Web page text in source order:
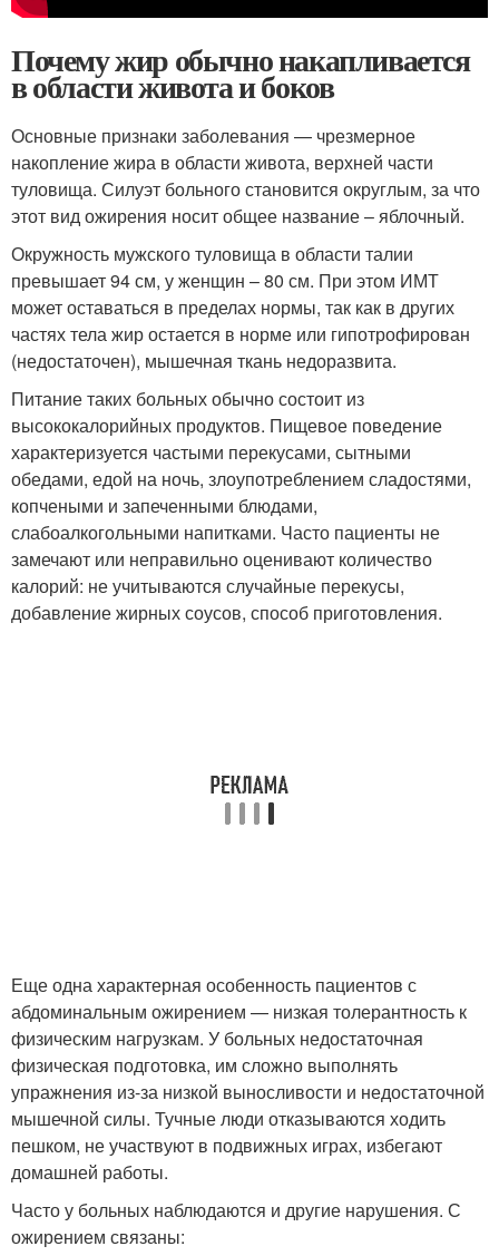
Почему жир обычно накапливается
в области живота и боков
Основные признаки заболевания — чрезмерное
накопление жира в области живота, верхней части
туловища. Силуэт больного становится округлым, за что
этот вид ожирения носит общее название – яблочный.
Окружность мужского туловища в области талии
превышает 94 см, у женщин – 80 см. При этом ИМТ
может оставаться в пределах нормы, так как в других
частях тела жир остается в норме или гипотрофирован
(недостаточен), мышечная ткань недоразвита.
Питание таких больных обычно состоит из
высококалорийных продуктов. Пищевое поведение
характеризуется частыми перекусами, сытными
обедами, едой на ночь, злоупотреблением сладостями,
копчеными и запеченными блюдами,
слабоалкогольными напитками. Часто пациенты не
замечают или неправильно оценивают количество
калорий: не учитываются случайные перекусы,
добавление жирных соусов, способ приготовления.
Еще одна характерная особенность пациентов с
абдоминальным ожирением — низкая толерантность к
физическим нагрузкам. У больных недостаточная
физическая подготовка, им сложно выполнять
упражнения из-за низкой выносливости и недостаточной
мышечной силы. Тучные люди отказываются ходить
пешком, не участвуют в подвижных играх, избегают
домашней работы.
Часто у больных наблюдаются и другие нарушения. С
ожирением связаны: